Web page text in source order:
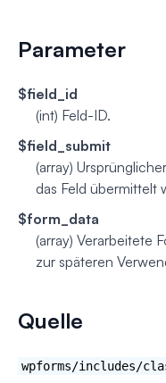
Parameter
$field_id
(int) Feld-ID.
$field_submit
(array)
das Feld übermittelt
$form_data
(array) Verarbeitete
zur späteren
Quelle
wpforms/includes/